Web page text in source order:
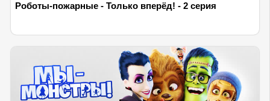
Роботы-пожарные - Только вперёд! - 2 серия